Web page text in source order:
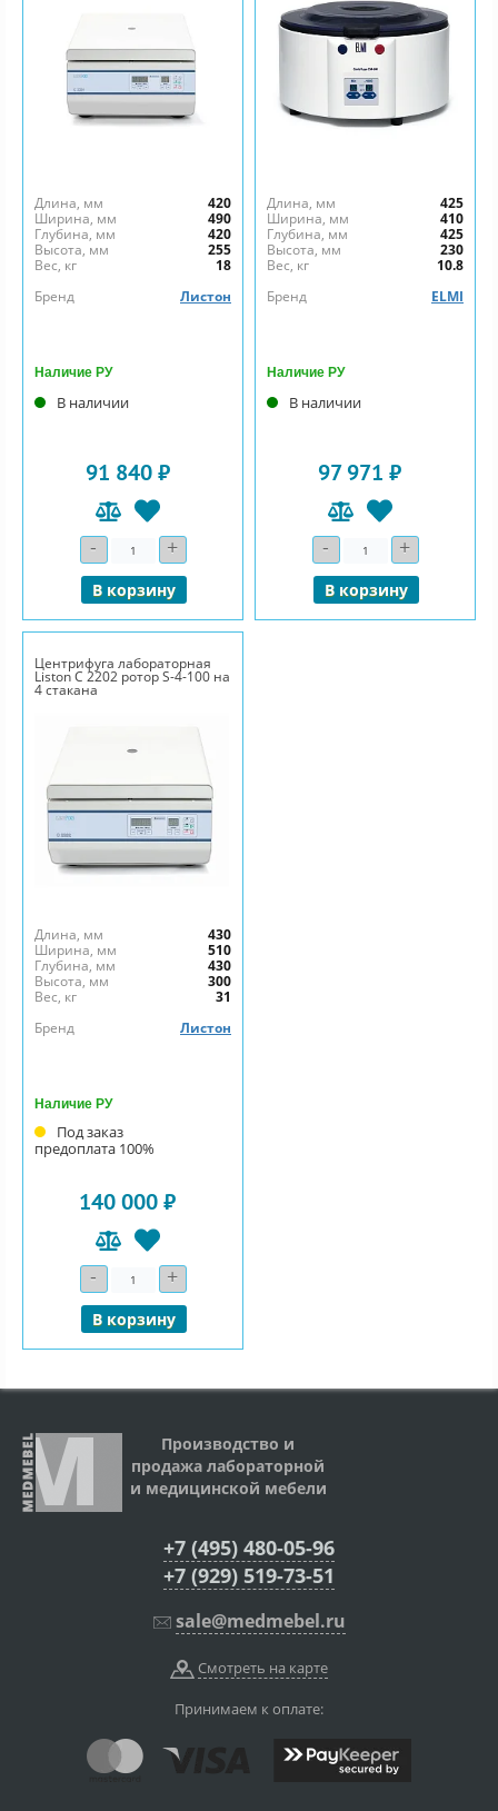
Длина, мм
420
Ширина, мм
490
Глубина, мм
420
Высота, мм
255
Вес, кг
18
Бренд
Листон
Наличие РУ
В наличии
91 840 ₽
- Количество+
В корзину
Длина, мм
425
Ширина, мм
410
Глубина, мм
425
Высота, мм
230
Вес, кг
10.8
Бренд
ELMI
Наличие РУ
В наличии
97 971 ₽
- Количество+
В корзину
Центрифуга лабораторная
Liston C 2202 ротор S-4-100 на
4 стакана
Длина, мм
430
Ширина, мм
510
Глубина, мм
430
Высота, мм
300
Вес, кг
31
Бренд
Листон
Наличие РУ
Под заказ
предоплата 100%
140 000 ₽
- Количество+
В корзину
Производство и
продажа лабораторной
и медицинской мебели
+7 (495) 480-05-96
+7 (929) 519-73-51
sale@medmebel.ru
Смотреть на карте
Принимаем к оплате: